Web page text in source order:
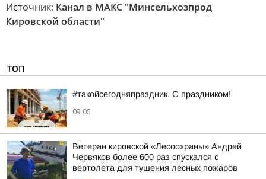
Источник: Канал в МАКС "Минсельхозпрод
Кировской области"
ТОП
#такойсегодняпраздник. С праздником!
09:05
Ветеран кировской «Лесоохраны» Андрей
Червяков более 600 раз спускался с
вертолета для тушения лесных пожаров